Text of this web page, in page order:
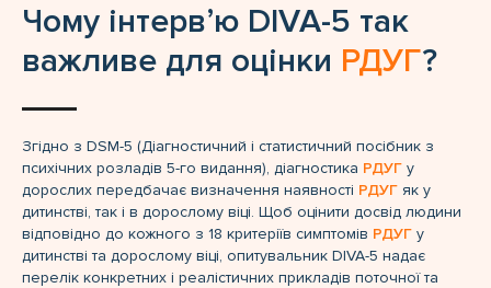
Чому інтервʼю DIVA-5 так
важливе для оцінки РДУГ?
Згідно з DSM-5 (Діагностичний і статистичний посібник з
психічних розладів 5-го видання), діагностика РДУГ у
дорослих передбачає визначення наявності РДУГ як у
дитинстві, так і в дорослому віці. Щоб оцінити досвід людини
відповідно до кожного з 18 критеріїв симптомів РДУГ у
дитинстві та дорослому віці, опитувальник DIVA-5 надає
перелік конкретних і реалістичних прикладів поточної та